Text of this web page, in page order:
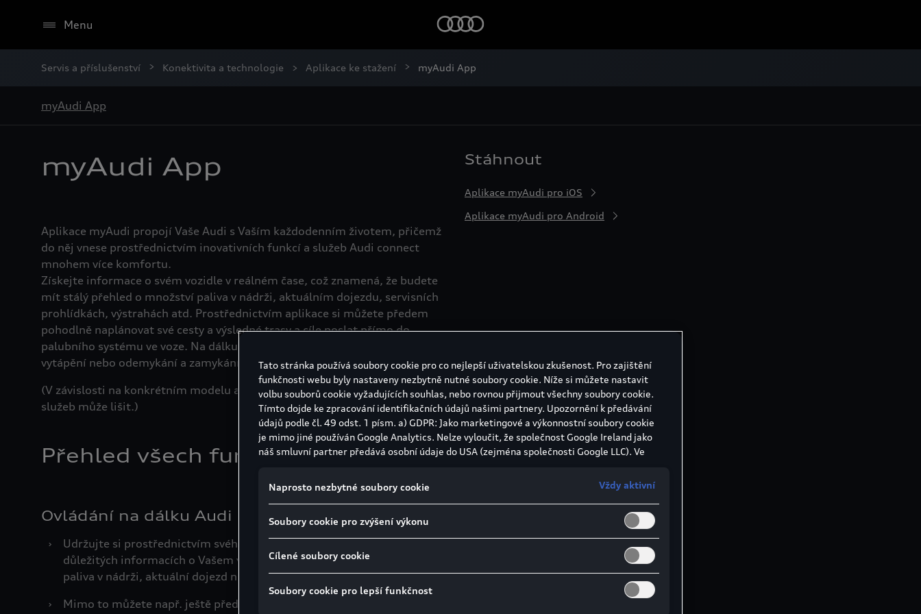
Menu
Servis a příslušenství Konektivita a technologie Aplikace ke stažení myAudi App
myAudi App
myAudi App
Aplikace myAudi propojí Vaše Audi s Vaším každodenním životem, přičemž
do něj vnese prostřednictvím inovativních funkcí a služeb Audi connect
mnohem více komfortu.
Získejte informace o svém vozidle v reálném čase, což znamená, že budete
mít stálý přehled o množství paliva v nádrži, aktuálním dojezdu, servisních
prohlídkách, výstrahách atd. Prostřednictvím aplikace si můžete předem
pohodlně naplánovat své cesty a výsledné trasy a cíle poslat přímo do
palubního systému ve voze. Na dálku můžete ovládat dokonce i nezávislé
vytápění nebo odemykání a zamykání dveří.
(V závislosti na konkrétním modelu a výbavě Vašeho Audi se dostupnost
služeb může lišit.)
Přehled všech funkcí:
Ovládání na dálku Audi connect
›
Udržujte si prostřednictvím svého chytrého telefonu přehled o všech
důležitých informacích o Vašem voze, mezi které patří zbývající množství
paliva v nádrži, aktuální dojezd nebo hladina oleje.
›
Mimo to můžete např. ještě před nastoupením nastavit palubní
Stáhnout
Aplikace myAudi pro iOS
Aplikace myAudi pro Android
Tato stránka používá soubory cookie pro co nejlepší uživatelskou zkušenost. Pro zajištění
funkčnosti webu byly nastaveny nezbytně nutné soubory cookie. Níže si můžete nastavit
volbu souborů cookie vyžadujících souhlas, nebo rovnou přijmout všechny soubory cookie.
Tímto dojde ke zpracování identifikačních údajů našimi partnery. Upozornění k předávání
údajů podle čl. 49 odst. 1 písm. a) GDPR: Jako marketingové a výkonnostní soubory cookie
je mimo jiné používán Google Analytics. Nelze vyloučit, že společnost Google Ireland jako
náš smluvní partner předává osobní údaje do USA (zejména společnosti Google LLC). Ve
unii a chybí rozhodnutí Evropské komise o odpovídající ochraně. Z toho pro vás mohou
vyplývat rizika, protože v USA nemůžete účinně uplatnit svá práva subjektu údajů, v USA
mohou bezpečnostní orgány USA získat přístup k údajům, přičemž zásahy do vašich
osobních práv a svobod nejsou omezeny na absolutně nezbytný rozsah. Pokud povolíte
ukládání souborů cookie pro marketingové účely nebo výkonnostních souborů cookie také
poskytovatelům služeb v USA, vyjadřujete tím zároveň v souladu s čl. 49 odst. 1 písm. a)
GDPR souhlas s předáváním osobních údajů obsažených v příslušných souborech cookie.
Podrobnosti k souborům cookie používaným pro Google Analytics najdete v Nastavení
Naprosto nezbytné soubory cookie Vždy aktivní
Soubory cookie pro zvýšení výkonu
Cílené soubory cookie
Soubory cookie pro lepší funkčnost